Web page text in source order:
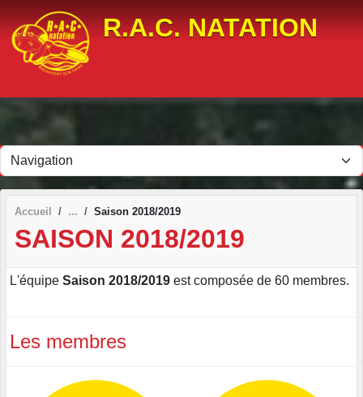
R.A.C. NATATION
Accueil Saison 2018/2019
SAISON 2018/2019
L'équipe Saison 2018/2019 est composée de 60 membres.
Les membres
Panneau de gestion des cookies